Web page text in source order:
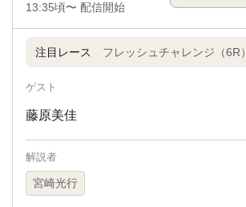
13:35頃〜 配信開始
注目レース フレッシュチャレンジ（6R）
ゲスト
藤原美佳
解説者
宮崎光行